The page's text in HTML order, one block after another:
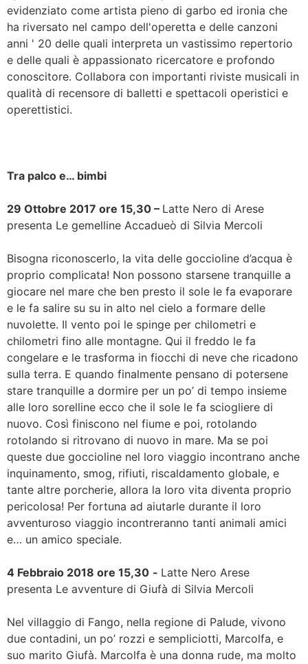
evidenziato come artista pieno di garbo ed ironia che
ha riversato nel campo dell'operetta e delle canzoni
anni ' 20 delle quali interpreta un vastissimo repertorio
e delle quali è appassionato ricercatore e profondo
conoscitore. Collabora con importanti riviste musicali in
qualità di recensore di balletti e spettacoli operistici e
operettistici.
Tra palco e… bimbi
29 Ottobre 2017 ore 15,30 – Latte Nero di Arese
presenta Le gemelline Accadueò di Silvia Mercoli
Bisogna riconoscerlo, la vita delle goccioline d’acqua è
proprio complicata! Non possono starsene tranquille a
giocare nel mare che ben presto il sole le fa evaporare
e le fa salire su su in alto nel cielo a formare delle
nuvolette. Il vento poi le spinge per chilometri e
chilometri fino alle montagne. Qui il freddo le fa
congelare e le trasforma in fiocchi di neve che ricadono
sulla terra. E quando finalmente pensano di potersene
stare tranquille a dormire per un po’ di tempo insieme
alle loro sorelline ecco che il sole le fa sciogliere di
nuovo. Così finiscono nel fiume e poi, rotolando
rotolando si ritrovano di nuovo in mare. Ma se poi
queste due goccioline nel loro viaggio incontrano anche
inquinamento, smog, rifiuti, riscaldamento globale, e
tante altre porcherie, allora la loro vita diventa proprio
pericolosa! Per fortuna ad aiutarle durante il loro
avventuroso viaggio incontreranno tanti animali amici
e… un amico speciale.
4 Febbraio 2018 ore 15,30 - Latte Nero Arese
presenta Le avventure di Giufà di Silvia Mercoli
Nel villaggio di Fango, nella regione di Palude, vivono
due contadini, un po’ rozzi e sempliciotti, Marcolfa, e
suo marito Giufà. Marcolfa è una donna rude, ma molto